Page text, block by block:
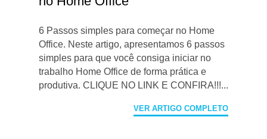
6 Passos simples para começar no Home
Office. Neste artigo, apresentamos 6 passos
simples para que você consiga iniciar no
trabalho Home Office de forma prática e
produtiva. CLIQUE NO LINK E CONFIRA!!!...
VER ARTIGO COMPLETO